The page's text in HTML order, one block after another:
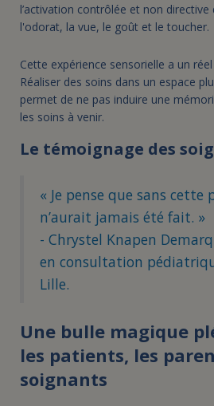
l’activation contrôlée et non directive
l'odorat, la vue, le goût et le toucher.
Cette expérience sensorielle a un réel
Réaliser des soins dans un espace
permet de ne pas induire une
les soins à venir.
Le témoignage des
« Je pense que sans cette
n’aurait jamais été fait. »
- Chrystel Knapen
en consultation
Lille.
Une bulle magique
les patients, les
soignants